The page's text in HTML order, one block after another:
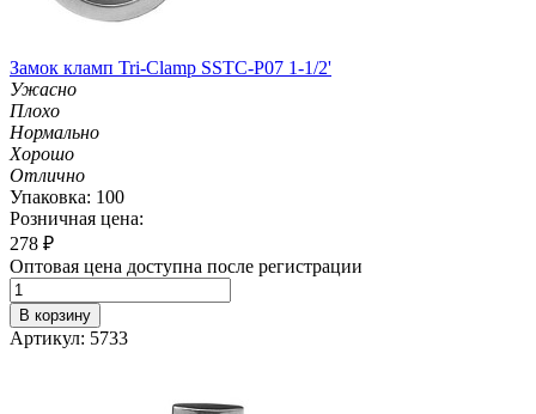
Замок кламп Tri-Clamp SSTC-P07 1-1/2'
Ужасно
Плохо
Нормально
Хорошо
Отлично
Упаковка: 100
Розничная цена:
278 ₽
Оптовая цена доступна после регистрации
В корзину
Артикул: 5733